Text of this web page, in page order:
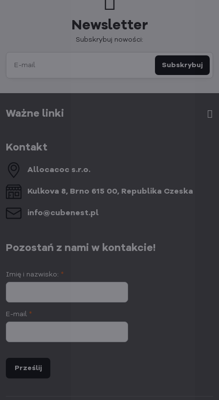
Newsletter
Subskrybuj nowości:
Subskrybuj
Ważne linki
Kontakt
Allocacoc s​.r​.o​.
Kulkova 8, Brno 615 00, Republika Czeska
info​@cubenest​.pl
Pozostań z nami w kontakcie!
Imię i nazwisko: *
E-mail *
Prześlij